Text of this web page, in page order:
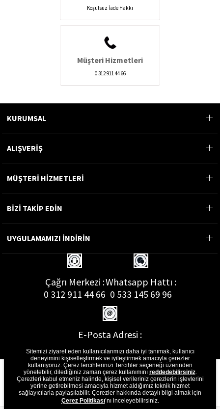
Koşulsuz İade Hakkı
Müşteri Hizmetleri
0 312 911 44 66
KURUMSAL
ALIŞVERİŞ
MÜŞTERİ HİZMETLERİ
BİZİ TAKİP EDİN
UYGULAMAMIZI İNDİRİN
Çağrı Merkezi :
0 312 911 44 66
Whatsapp Hattı :
0 533 145 69 96
E-Posta Adresi :
musterihizmetleri@gon.com.tr
Sitemizi ziyaret eden kullanıcılarımızı daha iyi tanımak, kullanıcı
deneyimini kişiselleştirmek ve iyileştirmek amacıyla çerezler
kullanıyoruz. Çerez tercihlerinizi Tercihler seçeneği üzerinden
yönetebilir, dilediğiniz zaman çerez kullanımını reddedebilirsiniz.
Çerezleri kabul etmeniz halinde, kişisel verileriniz çerezlerin işlevlerini
yerine getirebilmesi amacıyla hizmet aldığımız teknik hizmet
sağlayıcılarla paylaşılabilir. Çerezler hakkında detaylı bilgi almak için
Çerez Politikası’nı inceleyebilirsiniz.